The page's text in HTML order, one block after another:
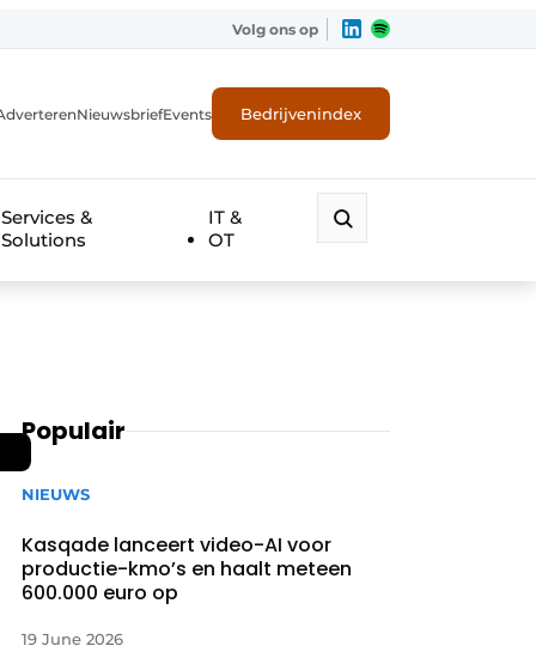
Volg ons op
NieuwsbriefEvents Bedrijvenindex
Services &
Solutions
IT &
OT
Populair
NIEUWS
Kasqade lanceert video-AI voor
productie-kmo’s en haalt meteen
600.000 euro op
19 June 2026